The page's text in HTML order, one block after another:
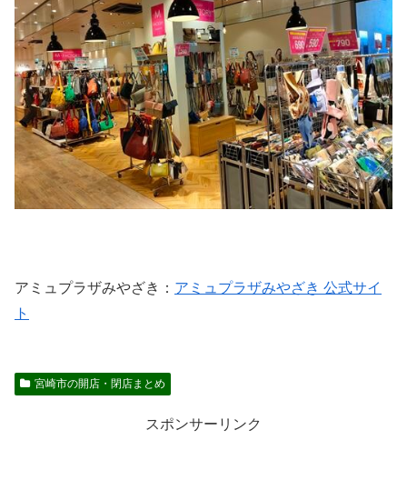
アミュプラザみやざき： アミュプラザみやざき 公式サイ
ト
宮崎市の開店・閉店まとめ
スポンサーリンク